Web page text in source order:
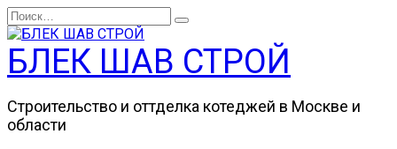
Перейти
к
содержанию
Search
for:
БЛЕК ШАВ СТРОЙ
Строительство и оттделка котеджей в Москве и
области